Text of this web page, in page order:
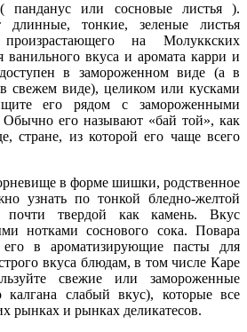
или сосновые листья ).
длинные, тонкие, зеленые листья
на Молуккских
ванильного вкуса и аромата карри и
в замороженном виде (а в
свежем виде), целиком или кусками
его рядом с замороженными
его называют «бай той», как
стране, из которой его чаще всего
в форме шишки, родственное
узнать по тонкой бледно-желтой
почти твердой как камень. Вкус
нотками соснового сока. Повара
в ароматизирующие пасты для
вкуса блюдам, в том числе Каре
свежие или замороженные
слабый вкус), которые все
рынках и рынках деликатесов.